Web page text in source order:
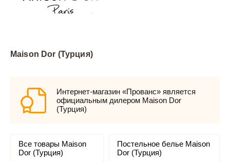
Maison Dor (Турция)
Интернет-магазин «Прованс» является
официальным дилером Maison Dor
(Турция)
Все товары Maison
Dor (Турция)
Постельное белье Maison
Dor (Турция)